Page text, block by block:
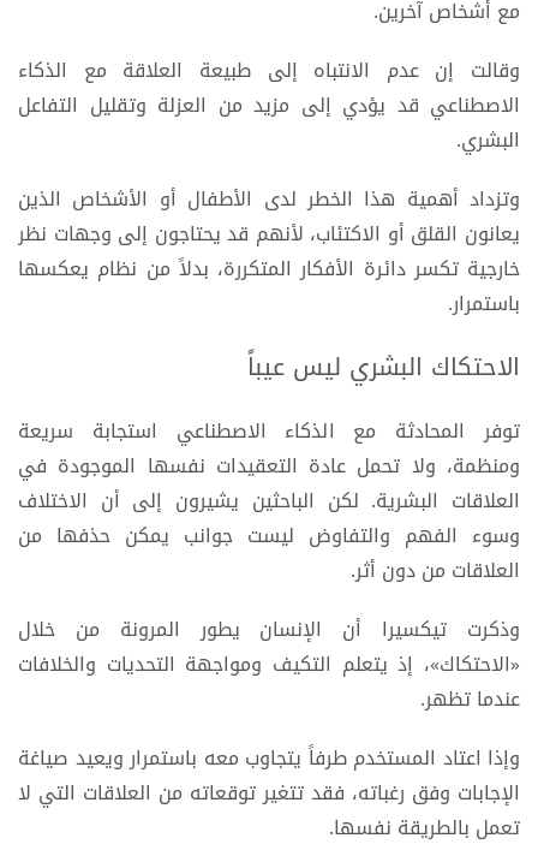
مع أشخاص آخرين.
وقالت إن عدم الانتباه إلى طبيعة العلاقة مع الذكاء
الاصطناعي قد يؤدي إلى مزيد من العزلة وتقليل التفاعل
البشري.
وتزداد أهمية هذا الخطر لدى الأطفال أو الأشخاص الذين
يعانون القلق أو الاكتئاب، لأنهم قد يحتاجون إلى وجهات نظر
خارجية تكسر دائرة الأفكار المتكررة، بدلاً من نظام يعكسها
باستمرار.
الاحتكاك البشري ليس عيباً
توفر المحادثة مع الذكاء الاصطناعي استجابة سريعة
ومنظمة، ولا تحمل عادة التعقيدات نفسها الموجودة في
العلاقات البشرية. لكن الباحثين يشيرون إلى أن الاختلاف
وسوء الفهم والتفاوض ليست جوانب يمكن حذفها من
العلاقات من دون أثر.
وذكرت تيكسيرا أن الإنسان يطور المرونة من خلال
«الاحتكاك»، إذ يتعلم التكيف ومواجهة التحديات والخلافات
عندما تظهر.
وإذا اعتاد المستخدم طرفاً يتجاوب معه باستمرار ويعيد صياغة
الإجابات وفق رغباته، فقد تتغير توقعاته من العلاقات التي لا
تعمل بالطريقة نفسها.